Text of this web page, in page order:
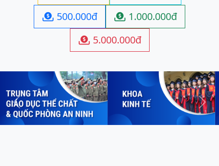
 500.000đ  1.000.000đ
 5.000.000đ
Previous Next